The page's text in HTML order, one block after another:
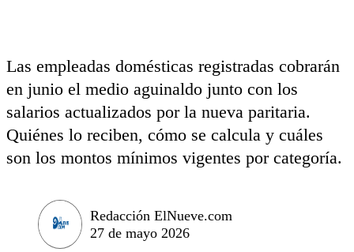
Las empleadas domésticas registradas cobrarán
en junio el medio aguinaldo junto con los
salarios actualizados por la nueva paritaria.
Quiénes lo reciben, cómo se calcula y cuáles
son los montos mínimos vigentes por categoría.
Redacción ElNueve.com
27 de mayo 2026